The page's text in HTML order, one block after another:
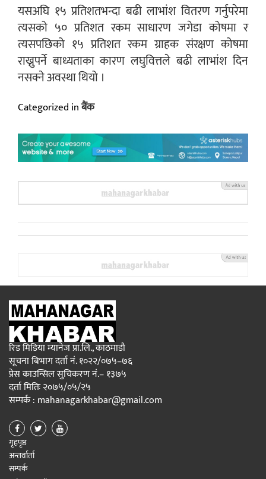
यसअघि १५ प्रतिशतभन्दा बढी लाभांश वितरण गर्नुपरेमा
त्यसको ५० प्रतिशत रकम साधारण जगेडा कोषमा र
त्यसपछिको १५ प्रतिशत रकम ग्राहक संरक्षण कोषमा
राख्नुपर्ने बाध्यताका कारण लघुवित्तले बढी लाभांश दिन
नसक्ने अवस्था थियो ।
Categorized inबैंक
रिड मिडिया म्यानेज प्रा.लि., काठमाडौ
सूचना बिभाग दर्ता नं. १०२२/०७५–७६
प्रेस काउन्सिल सुचिकरण नं.– १३७५
दर्ता मितिः २०७५/०५/२५
सम्पर्क : mahanagarkhabar@gmail.com
गृहपृष्ठ
अन्तर्वार्ता
सम्पर्क